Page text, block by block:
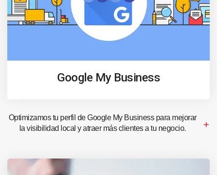
Google My Business
Optimizamos tu perfil de Google My Business para mejorar
la visibilidad local y atraer más clientes a tu negocio.